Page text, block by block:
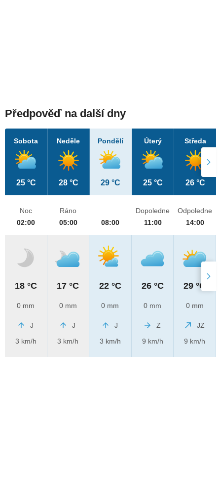
Předpověď na další dny
Sobota
25 °C
Neděle
28 °C
Pondělí
29 °C
Úterý
25 °C
Středa
26 °C
Noc
02:00
18 °C
0 mm
J
3 km/h
Ráno
05:00
17 °C
0 mm
J
3 km/h
08:00
22 °C
0 mm
J
3 km/h
Dopoledne
11:00
26 °C
0 mm
Z
9 km/h
Odpoledne
14:00
29 °C
0 mm
JZ
9 km/h